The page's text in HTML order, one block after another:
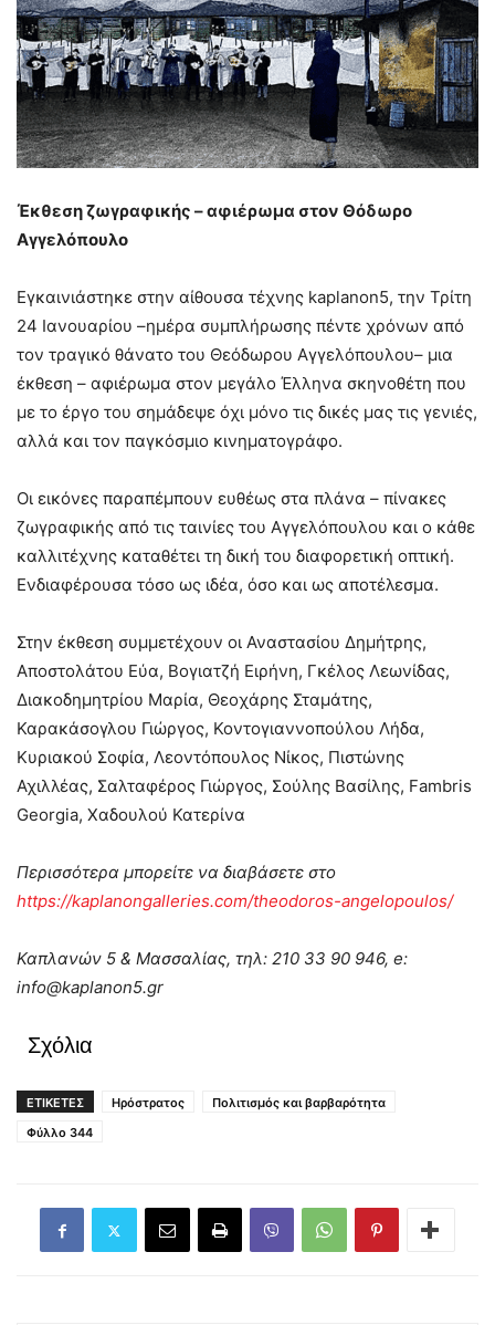
Έκθεση ζωγραφικής – αφιέρωμα στον Θόδωρο
Αγγελόπουλο
Εγκαινιάστηκε στην αίθουσα τέχνης kaplanon5, την Τρίτη
24 Ιανουαρίου –ημέρα συμπλήρωσης πέντε χρόνων από
τον τραγικό θάνατο του Θεόδωρου Αγγελόπουλου– μια
έκθεση – αφιέρωμα στον μεγάλο Έλληνα σκηνοθέτη που
με το έργο του σημάδεψε όχι μόνο τις δικές μας τις γενιές,
αλλά και τον παγκόσμιο κινηματογράφο.
Οι εικόνες παραπέμπουν ευθέως στα πλάνα – πίνακες
ζωγραφικής από τις ταινίες του Αγγελόπουλου και ο κάθε
καλλιτέχνης καταθέτει τη δική του διαφορετική οπτική.
Ενδιαφέρουσα τόσο ως ιδέα, όσο και ως αποτέλεσμα.
Στην έκθεση συμμετέχουν οι Αναστασίου Δημήτρης,
Aποστολάτου Εύα, Βογιατζή Ειρήνη, Γκέλος Λεωνίδας,
Διακοδημητρίου Μαρία, Θεοχάρης Σταμάτης,
Καρακάσογλου Γιώργος, Κοντογιαννοπούλου Λήδα,
Κυριακού Σοφία, Λεοντόπουλος Νίκος, Πιστώνης
Αχιλλέας, Σαλταφέρος Γιώργος, Σούλης Βασίλης, Fambris
Georgia, Χαδουλού Κατερίνα
Περισσότερα μπορείτε να διαβάσετε στο
https://kaplanongalleries.com/theodoros-angelopoulos/
Καπλανών 5 & Μασσαλίας, τηλ: 210 33 90 946, e:
info@kaplanon5.gr
Σχόλια
ΕΤΙΚΕΤΕΣ Ηρόστρατος
Πολιτισμός και βαρβαρότητα
Φύλλο 344